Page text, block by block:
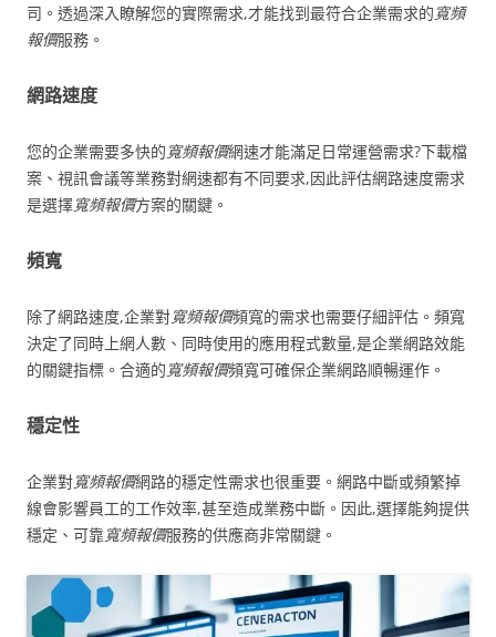
司。透過深入瞭解您的實際需求,才能找到最符合企業需求的 寬頻
報價服務。
網路速度
您的企業需要多快的 寬頻報價網速才能滿足日常運營需求?下載檔
案、視訊會議等業務對網速都有不同要求,因此評估網路速度需求
是選擇寬頻報價方案的關鍵。
頻寬
除了網路速度,企業對寬頻報價頻寬的需求也需要仔細評估。頻寬
決定了同時上網人數、同時使用的應用程式數量,是企業網路效能
的關鍵指標。合適的 寬頻報價頻寬可確保企業網路順暢運作。
穩定性
企業對寬頻報價網路的穩定性需求也很重要。網路中斷或頻繁掉
線會影響員工的工作效率,甚至造成業務中斷。因此,選擇能夠提供
穩定、可靠 寬頻報價服務的供應商非常關鍵。